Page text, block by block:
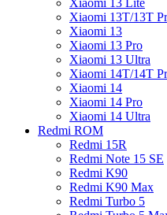
Xiaomi 13T/13T
Xiaomi 13
Xiaomi 13 Pro
Xiaomi 13 Ultra
Xiaomi 14T/14T
Xiaomi 14
Xiaomi 14 Pro
Xiaomi 14 Ultra
Redmi ROM
Redmi 15R
Redmi Note 15 SE
Redmi K90
Redmi K90 Max
Redmi Turbo 5